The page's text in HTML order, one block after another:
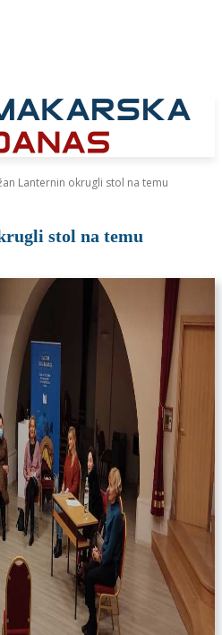
Lanternin okrugli stol na temu
stol na temu